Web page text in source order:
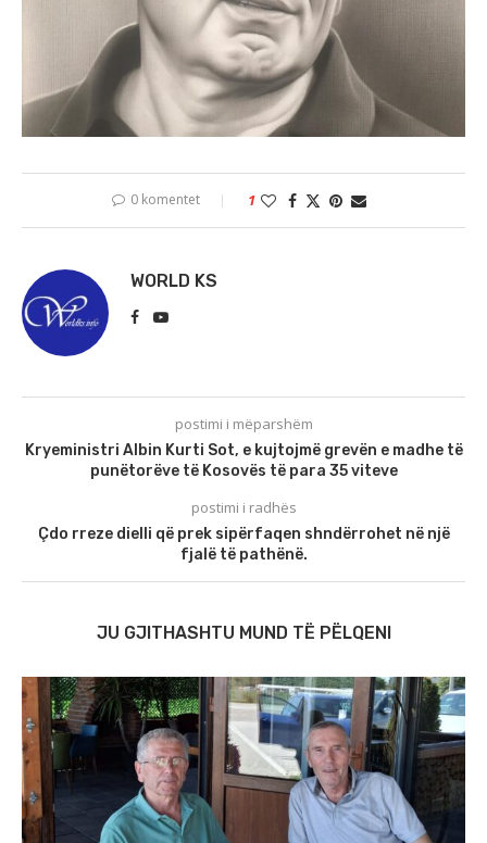
0 komentet 1
WORLD KS
postimi i mëparshëm
Kryeministri Albin Kurti Sot, e kujtojmë grevën e madhe të
punëtorëve të Kosovës të para 35 viteve
postimi i radhës
Çdo rreze dielli që prek sipërfaqen shndërrohet në një
fjalë të pathënë.
JU GJITHASHTU MUND TË PËLQENI